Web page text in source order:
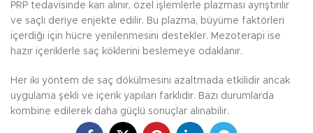
PRP tedavisinde kan alınır, özel işlemlerle plazması ayrıştırılır
ve saçlı deriye enjekte edilir. Bu plazma, büyüme faktörleri
içerdiği için hücre yenilenmesini destekler. Mezoterapi ise
hazır içeriklerle saç köklerini beslemeye odaklanır.
Her iki yöntem de saç dökülmesini azaltmada etkilidir ancak
uygulama şekli ve içerik yapıları farklıdır. Bazı durumlarda
kombine edilerek daha güçlü sonuçlar alınabilir.